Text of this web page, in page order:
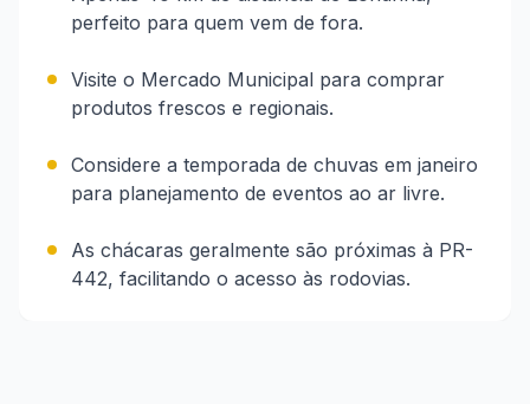
perfeito para quem vem de fora.
Visite o Mercado Municipal para comprar
produtos frescos e regionais.
Considere a temporada de chuvas em janeiro
para planejamento de eventos ao ar livre.
As chácaras geralmente são próximas à PR-
442, facilitando o acesso às rodovias.